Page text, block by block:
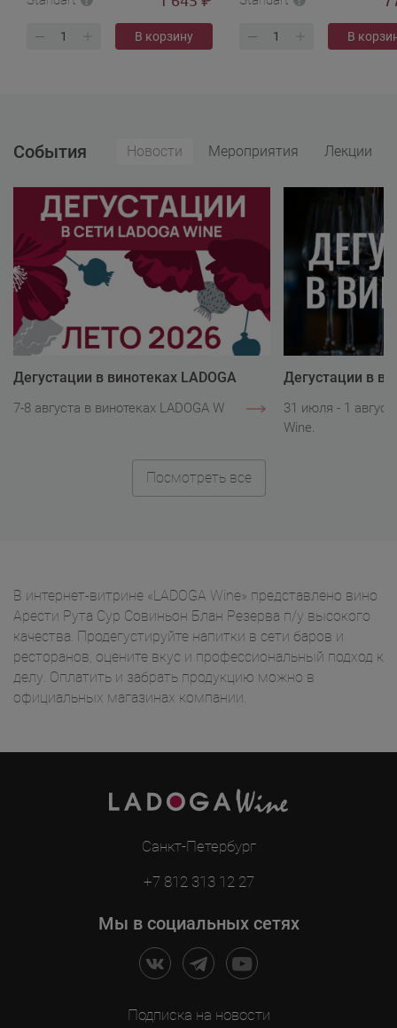
В корзину В
События Новости Мероприятия Лекции
Дегустации в винотеках LADOGA
7-8 августа в винотеках LADOGA Wine.
Дегустации в
31 июля - 1
Wine.
Посмотреть все
В интернет-витрине «LADOGA Wine» представлено вино
Арести Рута Сур Совиньон Блан Резерва п/у высокого
качества. Продегустируйте напитки в сети баров и
ресторанов, оцените вкус и профессиональный подход к
делу. Оплатить и забрать продукцию можно в
официальных магазинах компании.
Санкт-Петербург
+7 812 313 12 27
Мы в социальных сетях
Подписка на новости